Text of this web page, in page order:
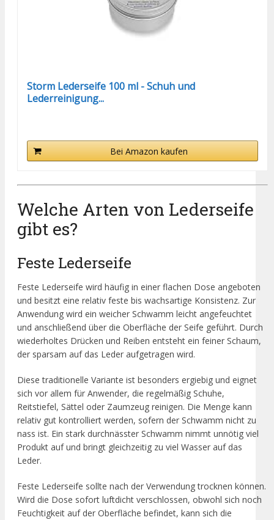
Storm Lederseife 100 ml - Schuh und
Lederreinigung...
Bei Amazon kaufen
Welche Arten von Lederseife
gibt es?
Feste Lederseife
Feste Lederseife wird häufig in einer flachen Dose angeboten
und besitzt eine relativ feste bis wachsartige Konsistenz. Zur
Anwendung wird ein weicher Schwamm leicht angefeuchtet
und anschließend über die Oberfläche der Seife geführt. Durch
wiederholtes Drücken und Reiben entsteht ein feiner Schaum,
der sparsam auf das Leder aufgetragen wird.
Diese traditionelle Variante ist besonders ergiebig und eignet
sich vor allem für Anwender, die regelmäßig Schuhe,
Reitstiefel, Sättel oder Zaumzeug reinigen. Die Menge kann
relativ gut kontrolliert werden, sofern der Schwamm nicht zu
nass ist. Ein stark durchnässter Schwamm nimmt unnötig viel
Produkt auf und bringt gleichzeitig zu viel Wasser auf das
Leder.
Feste Lederseife sollte nach der Verwendung trocknen können.
Wird die Dose sofort luftdicht verschlossen, obwohl sich noch
Feuchtigkeit auf der Oberfläche befindet, kann sich die